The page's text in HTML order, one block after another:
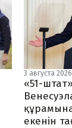
3 августа
«51-
екенін